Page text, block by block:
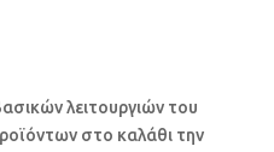
λειτουργιών του
στο καλάθι την